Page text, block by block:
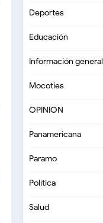
Deportes
Educación
Información general
Mocoties
OPINION
Panamericana
Paramo
Política
Salud